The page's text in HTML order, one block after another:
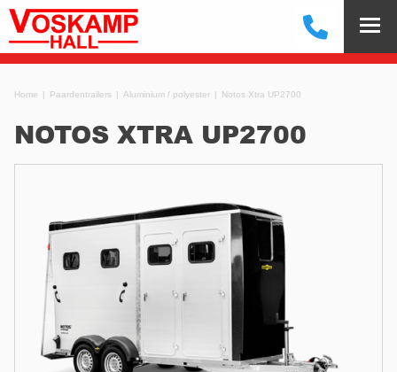
Home Paardentrailers Aluminium / polyester Notos Xtra UP2700
NOTOS XTRA UP2700